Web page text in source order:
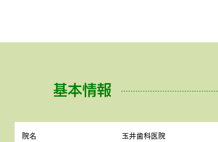
基本情報
院名 玉井歯科医院